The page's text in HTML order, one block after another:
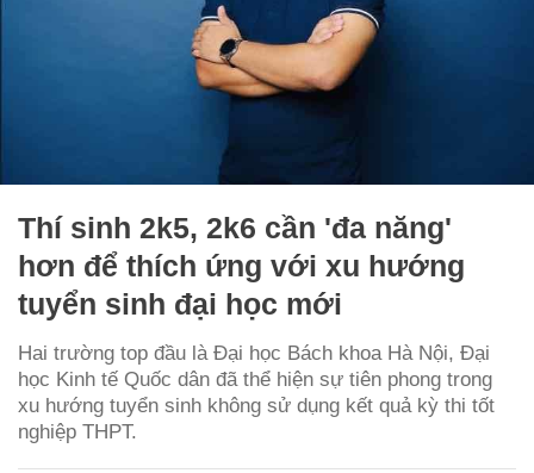
Thí sinh 2k5, 2k6 cần 'đa năng'
hơn để thích ứng với xu hướng
tuyển sinh đại học mới
Hai trường top đầu là Đại học Bách khoa Hà Nội, Đại
học Kinh tế Quốc dân đã thể hiện sự tiên phong trong
xu hướng tuyển sinh không sử dụng kết quả kỳ thi tốt
nghiệp THPT.